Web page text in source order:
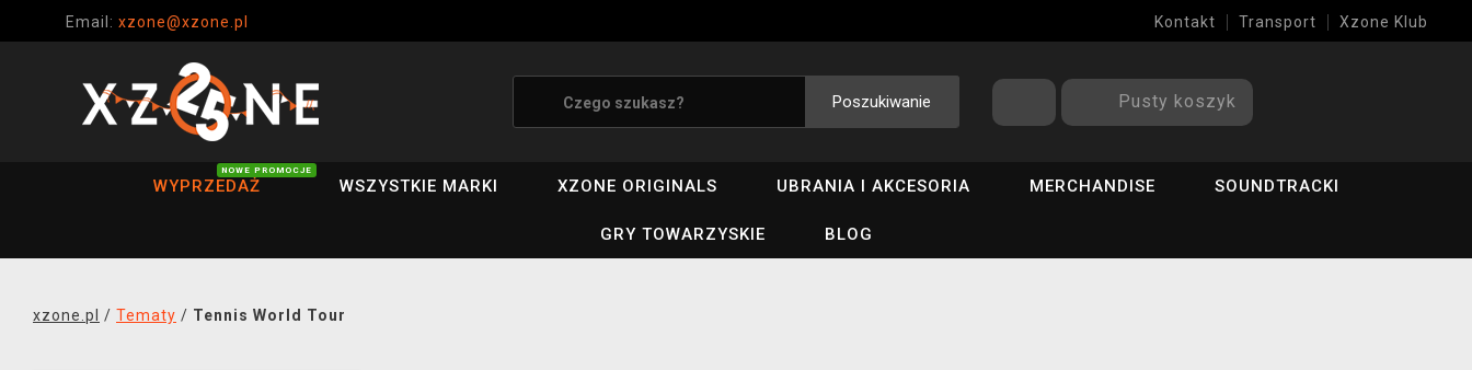
Email: xzone@xzone.pl Kontakt Transport Xzone Klub
Poszukiwanie Pusty koszyk
WYPRZEDAŻ
NOWE PROMOCJE
WSZYSTKIE MARKI XZONE ORIGINALS UBRANIA I AKCESORIA MERCHANDISE SOUNDTRACKI
GRY TOWARZYSKIE BLOG
xzone.pl / Tematy / Tennis World Tour